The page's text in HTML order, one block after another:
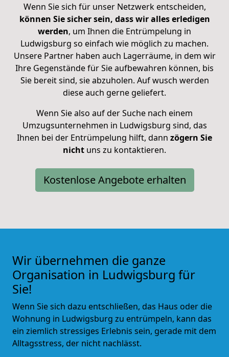
Wenn Sie sich für unser Netzwerk entscheiden,
können Sie sicher sein, dass wir alles erledigen
werden, um Ihnen die Entrümpelung in
Ludwigsburg so einfach wie möglich zu machen.
Unsere Partner haben auch Lagerräume, in dem wir
Ihre Gegenstände für Sie aufbewahren können, bis
Sie bereit sind, sie abzuholen. Auf wusch werden
diese auch gerne geliefert.
Wenn Sie also auf der Suche nach einem
Umzugsunternehmen in Ludwigsburg sind, das
Ihnen bei der Entrümpelung hilft, dann zögern Sie
nicht uns zu kontaktieren.
Kostenlose Angebote erhalten
Wir übernehmen die ganze
Organisation in Ludwigsburg für
Sie!
Wenn Sie sich dazu entschließen, das Haus oder die
Wohnung in Ludwigsburg zu entrümpeln, kann das
ein ziemlich stressiges Erlebnis sein, gerade mit dem
Alltagsstress, der nicht nachlässt.